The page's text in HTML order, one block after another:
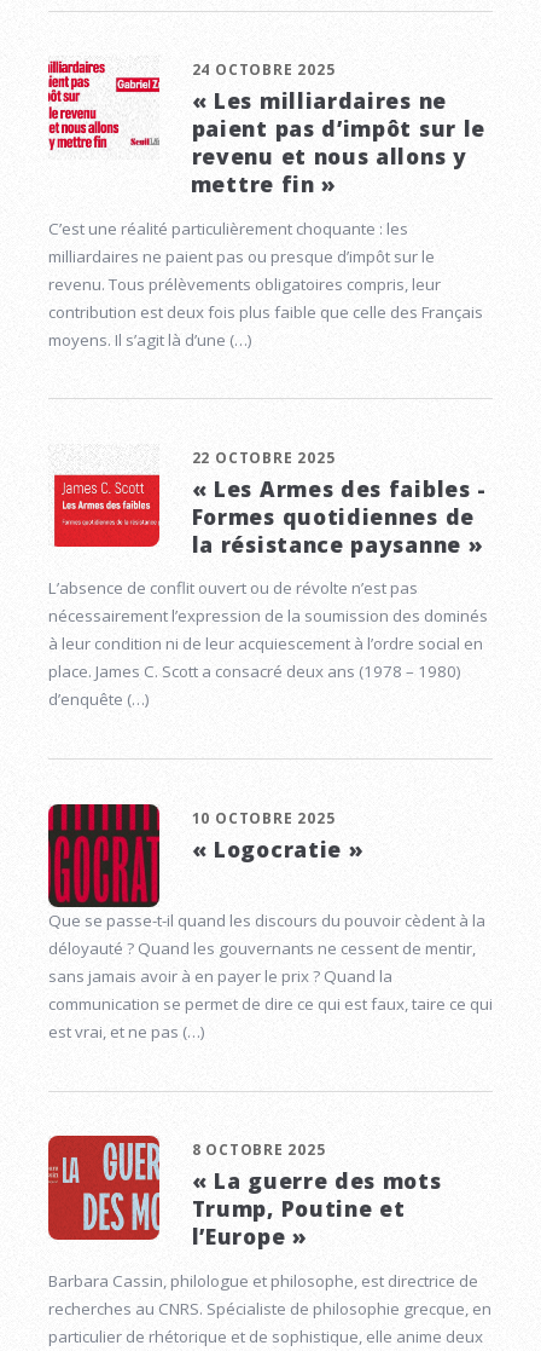
24 OCTOBRE 2025
« Les milliardaires ne
paient pas d’impôt sur le
revenu et nous allons y
mettre fin »
C’est une réalité particulièrement choquante : les
milliardaires ne paient pas ou presque d’impôt sur le
revenu. Tous prélèvements obligatoires compris, leur
contribution est deux fois plus faible que celle des Français
moyens. Il s’agit là d’une (…)
22 OCTOBRE 2025
« Les Armes des faibles -
Formes quotidiennes de
la résistance paysanne »
L’absence de conflit ouvert ou de révolte n’est pas
nécessairement l’expression de la soumission des dominés
à leur condition ni de leur acquiescement à l’ordre social en
place. James C. Scott a consacré deux ans (1978 – 1980)
d’enquête (…)
10 OCTOBRE 2025
« Logocratie »
Que se passe-t-il quand les discours du pouvoir cèdent à la
déloyauté ? Quand les gouvernants ne cessent de mentir,
sans jamais avoir à en payer le prix ? Quand la
communication se permet de dire ce qui est faux, taire ce qui
est vrai, et ne pas (…)
8 OCTOBRE 2025
« La guerre des mots
Trump, Poutine et
l’Europe »
Barbara Cassin, philologue et philosophe, est directrice de
recherches au CNRS. Spécialiste de philosophie grecque, en
particulier de rhétorique et de sophistique, elle anime deux